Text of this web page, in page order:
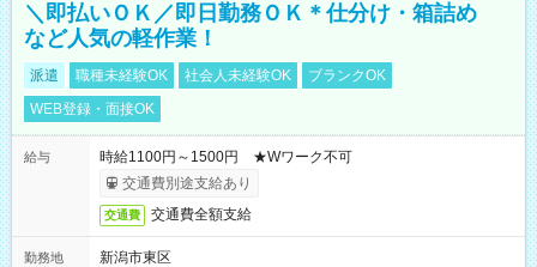
＼即払いＯＫ／即日勤務ＯＫ＊仕分け・箱詰め
など人気の軽作業！
派遣 職種未経験OK 社会人未経験OK
ブランクOK
WEB登録・面接OK
給与
時給1100円～1500円 ★Wワーク不可
交通費別途支給あり
交通費 交通費全額支給
勤務地
新潟市東区